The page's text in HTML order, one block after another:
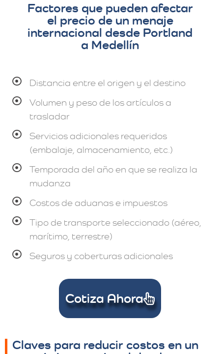
Factores que pueden afectar
el precio de un menaje
internacional desde Portland
a Medellín
Distancia entre el origen y el destino
Volumen y peso de los artículos a
trasladar
Servicios adicionales requeridos
(embalaje, almacenamiento, etc.)
Temporada del año en que se realiza la
mudanza
Costos de aduanas e impuestos
Tipo de transporte seleccionado (aéreo,
marítimo, terrestre)
Seguros y coberturas adicionales
Cotiza Ahora
Claves para reducir costos en un